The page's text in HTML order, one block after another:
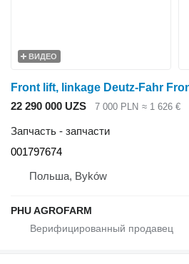
ВИДЕО
22 290 000 UZS 7 000 PLN ≈ 1 626 €
Запчасть - запчасти
001797674
Польша, Byków
PHU AGROFARM